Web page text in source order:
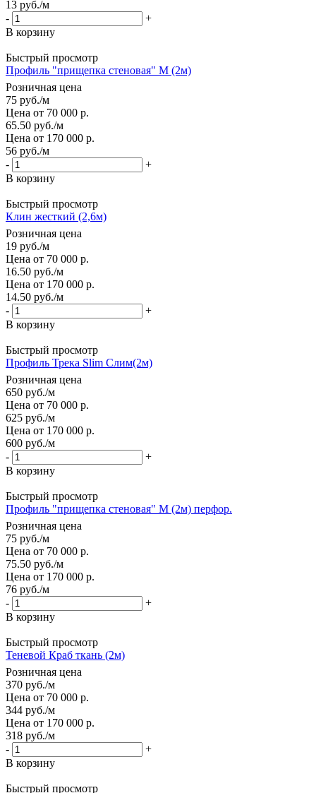
13 руб./м
-
+
В корзину
Быстрый просмотр
Профиль "прищепка стеновая" М (2м)
Розничная цена
75 руб./м
Цена от 70 000 р.
65.50 руб./м
Цена от 170 000 р.
56 руб./м
-
+
В корзину
Быстрый просмотр
Клин жесткий (2,6м)
Розничная цена
19 руб./м
Цена от 70 000 р.
16.50 руб./м
Цена от 170 000 р.
14.50 руб./м
-
+
В корзину
Быстрый просмотр
Профиль Трека Slim Слим(2м)
Розничная цена
650 руб./м
Цена от 70 000 р.
625 руб./м
Цена от 170 000 р.
600 руб./м
-
+
В корзину
Быстрый просмотр
Профиль "прищепка стеновая" М (2м) перфор.
Розничная цена
75 руб./м
Цена от 70 000 р.
75.50 руб./м
Цена от 170 000 р.
76 руб./м
-
+
В корзину
Быстрый просмотр
Теневой Краб ткань (2м)
Розничная цена
370 руб./м
Цена от 70 000 р.
344 руб./м
Цена от 170 000 р.
318 руб./м
-
+
В корзину
Быстрый просмотр